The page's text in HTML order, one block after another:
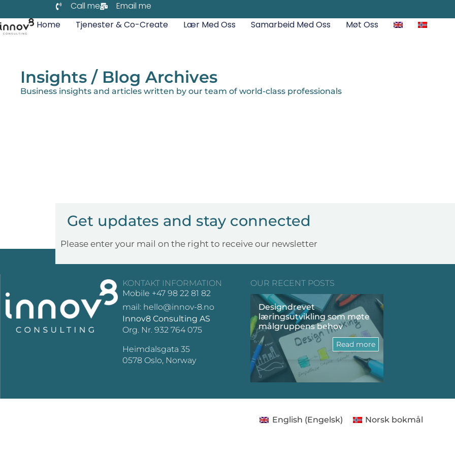
Call me
Email me
Home
Tjenester & Co-Create Lær Med Oss Samarbeid Med Oss Møt Oss
Insights / Blog Archives
Business insights and articles written by our team of world-class professionals
Get updates and stay connected
Please enter your mail on the right to receive our newsletter
KONTAKT INFORMATION
Mobile +47 98 22 81 82
mail: hello@innov-8.no
Innov8 Consulting AS
Org. Nr. 932 764 075
Heimdalsgata 35
0578 Oslo, Norway
OUR RECENT POSTS
Designdrevet
læringsutvikling som møte
målgruppens behov
Read more
English (Engelsk) Norsk bokmål